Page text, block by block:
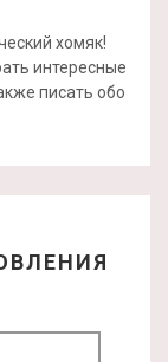
хомяк!
интересные
писать обо